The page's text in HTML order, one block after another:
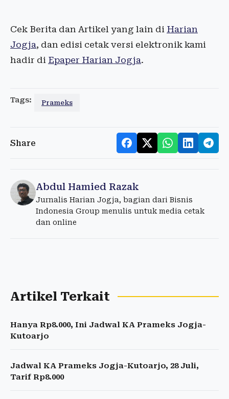
Cek Berita dan Artikel yang lain di Harian
Jogja, dan edisi cetak versi elektronik kami
hadir di Epaper Harian Jogja.
Tags: Prameks
Share
Abdul Hamied Razak
Jurnalis Harian Jogja, bagian dari Bisnis
Indonesia Group menulis untuk media cetak
dan online
Artikel Terkait
Hanya Rp8.000, Ini Jadwal KA Prameks Jogja-
Kutoarjo
Jadwal KA Prameks Jogja-Kutoarjo, 28 Juli,
Tarif Rp8.000